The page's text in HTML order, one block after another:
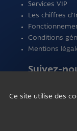
Services VIP
Les chiffres
Conditions
Mentions
Suivez-
Ce site utilise des